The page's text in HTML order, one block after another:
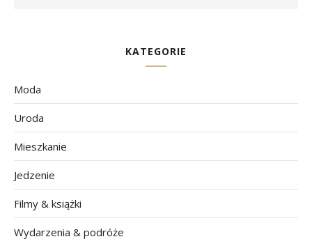
KATEGORIE
Moda
Uroda
Mieszkanie
Jedzenie
Filmy & książki
Wydarzenia & podróże